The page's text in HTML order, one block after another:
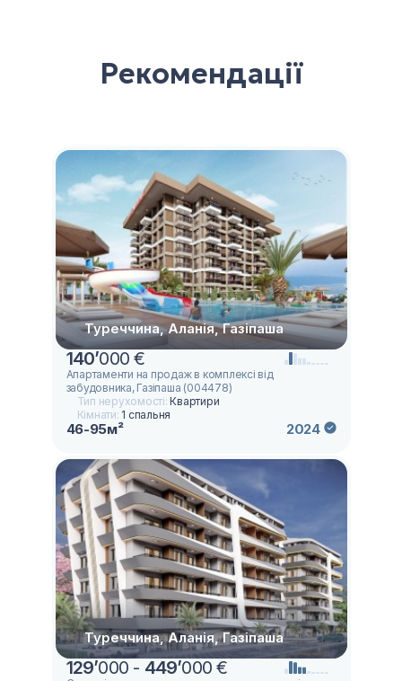
Рекомендації
Туреччина, Аланія, Газіпаша
140’000 €
Апартаменти на продаж в комплексі від
забудовника, Газіпаша (004478)
Тип нерухомості:Квартири
Кімнати: 1 спальня
46-95м² 2024
Туреччина, Аланія, Газіпаша
129’000 - 449’000 €